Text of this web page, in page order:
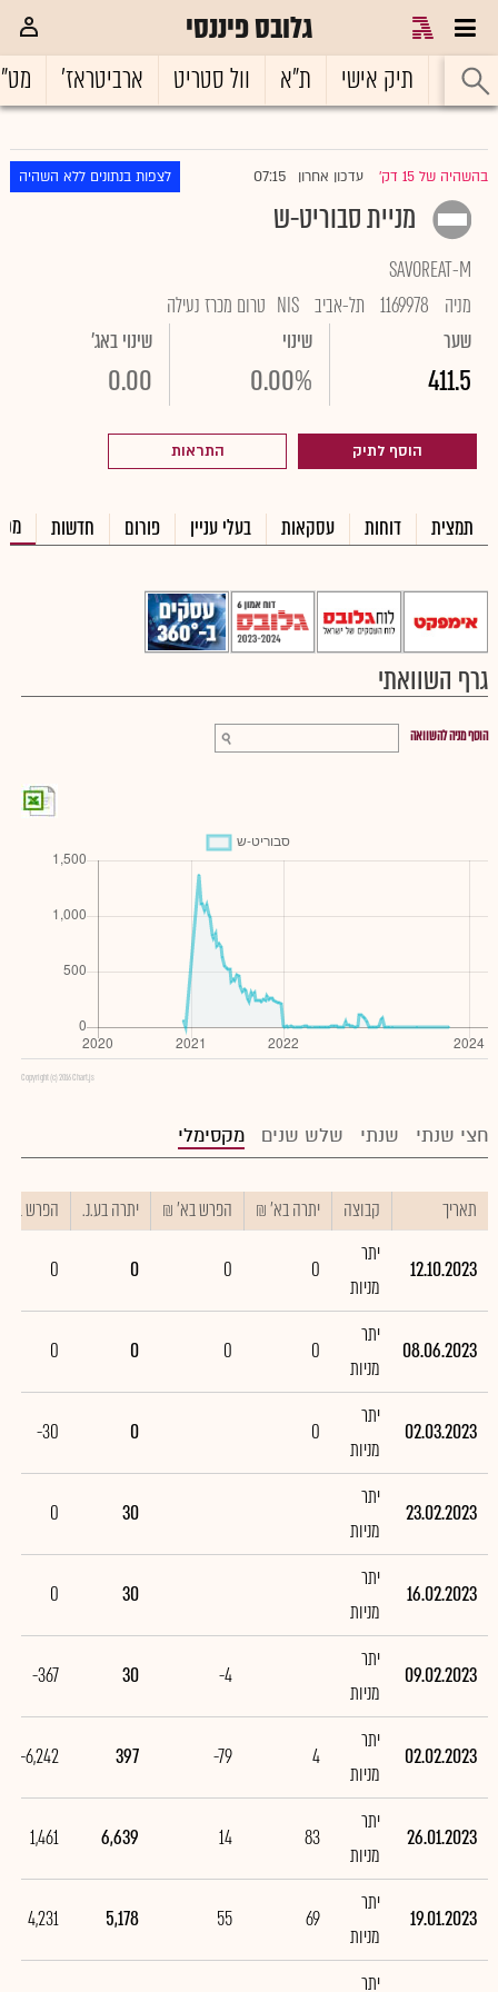
גלובס פיננסי
ראשי תיק אישי ת"א וול סטריט ארביטראז'
בהשהיה של 15 דק' עדכון אחרון 07:15 לצפות בנתונים ללא השהיה
מניית סבוריט-ש
SAVOREAT-M
מניה
1169978 תל-אביב NIS טרום מכרז נעילה
שער
411.5
שינוי
0.00%
שינוי באג'
0.00
הוסף לתיק התראות
תמצית דוחות עסקאות בעלי עניין פורום חדשות
גרף השוואתי
הוסף מניה להשוואה
Copyright (c) 2016 Chart.js
חצי שנתי שנתי שלש שנים מקסימלי
תאריך קבוצה יתרה בא' ₪ הפרש בא' ₪ יתרה בע.נ. הפרש
12.10.2023
יתר
מניות
0
0
0
0
08.06.2023
יתר
מניות
0
0
0
0
02.03.2023
יתר
מניות
0
0
-30
23.02.2023
יתר
מניות
30
0
16.02.2023
יתר
מניות
30
0
09.02.2023
יתר
מניות
-4
30
-367
02.02.2023
יתר
מניות
4
-79
397
-6,242
26.01.2023
יתר
מניות
83
14
6,639
1,461
19.01.2023
יתר
מניות
69
55
5,178
4,231
יתר